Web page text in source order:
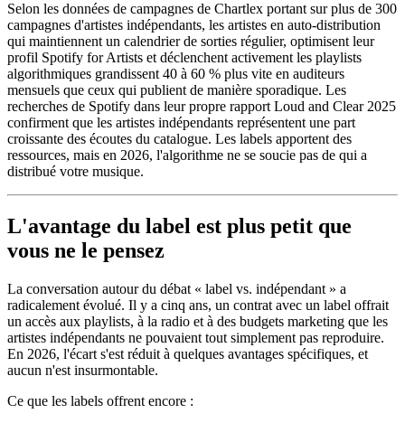
Selon les données de campagnes de Chartlex portant sur plus de 300
campagnes d'artistes indépendants, les artistes en auto-distribution
qui maintiennent un calendrier de sorties régulier, optimisent leur
profil Spotify for Artists et déclenchent activement les playlists
algorithmiques grandissent 40 à 60 % plus vite en auditeurs
mensuels que ceux qui publient de manière sporadique. Les
recherches de Spotify dans leur propre rapport Loud and Clear 2025
confirment que les artistes indépendants représentent une part
croissante des écoutes du catalogue. Les labels apportent des
ressources, mais en 2026, l'algorithme ne se soucie pas de qui a
distribué votre musique.
L'avantage du label est plus petit que
vous ne le pensez
La conversation autour du débat « label vs. indépendant » a
radicalement évolué. Il y a cinq ans, un contrat avec un label offrait
un accès aux playlists, à la radio et à des budgets marketing que les
artistes indépendants ne pouvaient tout simplement pas reproduire.
En 2026, l'écart s'est réduit à quelques avantages spécifiques, et
aucun n'est insurmontable.
Ce que les labels offrent encore :